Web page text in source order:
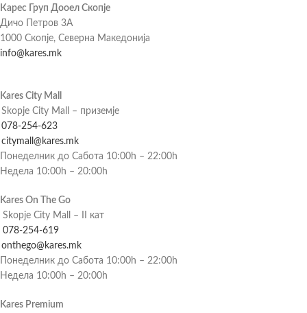
Карес Груп Дооел Скопје
Дичо Петров 3А
1000 Скопје, Северна Македонија
info@kares.mk
Kares City Mall
Skopje City Mall – приземје
078-254-623
citymall@kares.mk
Понеделник до Сабота 10:00h – 22:00h
Недела 10:00h – 20:00h
Kares On The Go
Skopje City Mall – II кат
078-254-619
onthego@kares.mk
Понеделник до Сабота 10:00h – 22:00h
Недела 10:00h – 20:00h
Kares Premium